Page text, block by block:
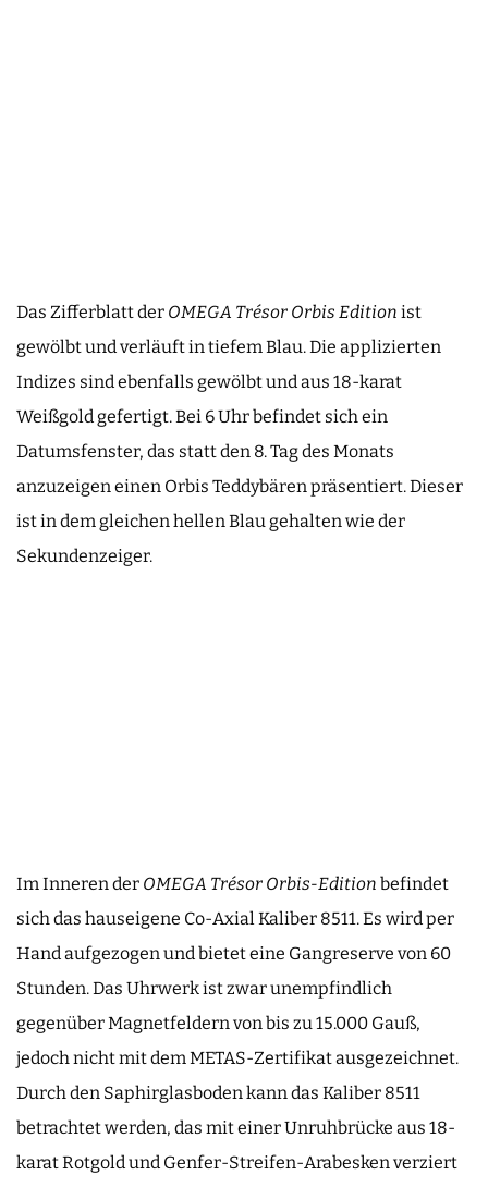
Das Zifferblatt der OMEGA Trésor Orbis Edition ist
gewölbt und verläuft in tiefem Blau. Die applizierten
Indizes sind ebenfalls gewölbt und aus 18-karat
Weißgold gefertigt. Bei 6 Uhr befindet sich ein
Datumsfenster, das statt den 8. Tag des Monats
anzuzeigen einen Orbis Teddybären präsentiert. Dieser
ist in dem gleichen hellen Blau gehalten wie der
Sekundenzeiger.
Im Inneren der OMEGA Trésor Orbis-Edition befindet
sich das hauseigene Co-Axial Kaliber 8511. Es wird per
Hand aufgezogen und bietet eine Gangreserve von 60
Stunden. Das Uhrwerk ist zwar unempfindlich
gegenüber Magnetfeldern von bis zu 15.000 Gauß,
jedoch nicht mit dem METAS-Zertifikat ausgezeichnet.
Durch den Saphirglasboden kann das Kaliber 8511
betrachtet werden, das mit einer Unruhbrücke aus 18-
karat Rotgold und Genfer-Streifen-Arabesken verziert